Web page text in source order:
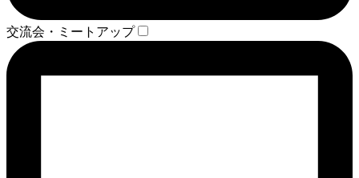
交流会・ミートアップ